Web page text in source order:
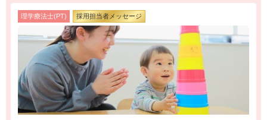
理学療法士(PT) 採用担当者メッセージ